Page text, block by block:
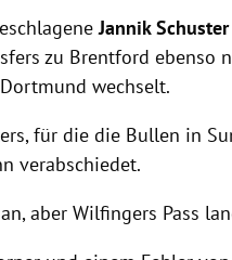
Jannik
zu Brentford
wechselt.
für die die Bullen in
verabschiedet.
aber Wilfingers Pass